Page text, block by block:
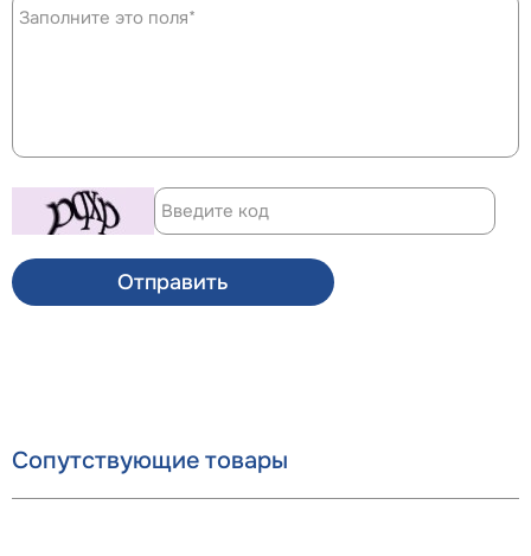
Отправить
Сопутствующие товары